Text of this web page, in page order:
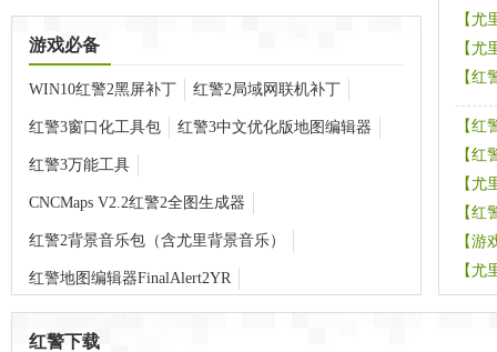
游戏必备
WIN10红警2黑屏补丁 红警2局域网联机补丁
红警3窗口化工具包 红警3中文优化版地图编辑器
红警3万能工具
CNCMaps V2.2红警2全图生成器
红警2背景音乐包（含尤里背景音乐）
红警地图编辑器FinalAlert2YR
【尤
【尤
【红
【红
【红
【尤
【红
【游
【尤
红警下载